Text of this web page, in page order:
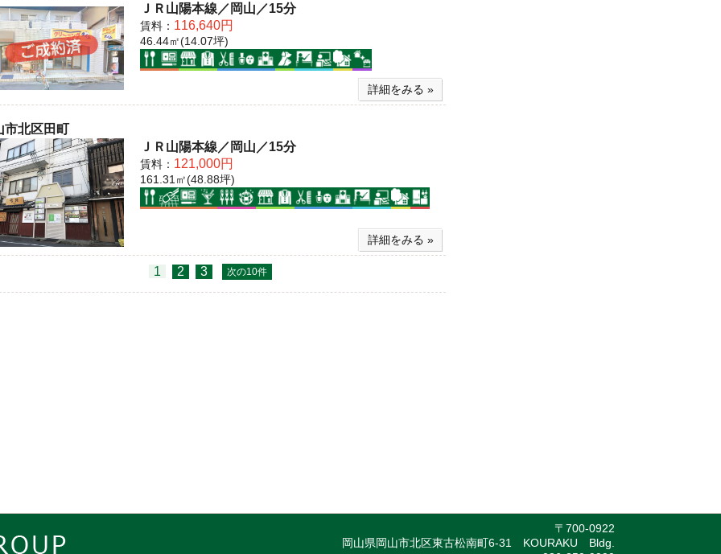
ＪＲ山陽本線／岡山／15分
賃料： 116,640円
46.44㎡(14.07坪)
詳細をみる »
市北区田町
ＪＲ山陽本線／岡山／15分
賃料： 121,000円
161.31㎡(48.88坪)
詳細をみる »
1 2 3 次の10件
〒700-0922
岡山県岡山市北区東古松南町6-31 KOURAKU Bldg.